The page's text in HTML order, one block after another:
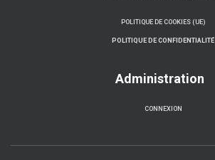
POLITIQUE DE COOKIES (UE)
POLITIQUE DE CONFIDENTIALITÉ
Administration
CONNEXION